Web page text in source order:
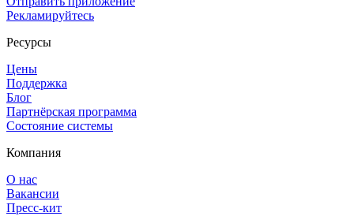
Рекламируйтесь
Ресурсы
Цены
Поддержка
Блог
Партнёрская программа
Состояние системы
Компания
О нас
Вакансии
Пресс-кит